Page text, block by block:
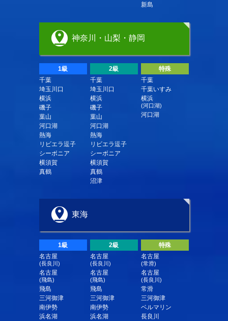
新島
神奈川・山梨・静岡
1級
千葉
埼玉川口
横浜
磯子
葉山
河口湖
熱海
リビエラ逗子
シーボニア
横須賀
真鶴
2級
千葉
埼玉川口
横浜
磯子
葉山
河口湖
熱海
リビエラ逗子
シーボニア
横須賀
真鶴
沼津
特殊
千葉
千葉いすみ
横浜
(河口湖)
河口湖
東海
1級
名古屋
(長良川)
名古屋
(飛島)
飛島
三河御津
南伊勢
浜名湖
2級
名古屋
(長良川)
名古屋
(飛島)
飛島
三河御津
南伊勢
浜名湖
特殊
名古屋
(常滑)
名古屋
(長良川)
常滑
三河御津
ベルマリン
長良川